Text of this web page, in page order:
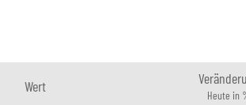
Wert
Heute in